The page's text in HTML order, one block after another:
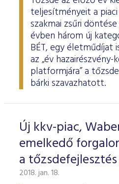
teljesítményeit a
szakmai zsűri
évben három új
BÉT, egy életműdíjat
az „év hazairészvény-
platformjára” a
bárki szavazhatott.
Új kkv-piac,
emelkedő
a
2018. jan. 18.